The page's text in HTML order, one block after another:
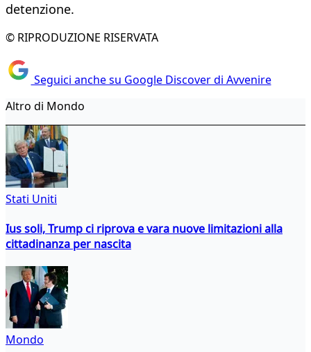
detenzione.
© RIPRODUZIONE RISERVATA
Seguici anche su Google Discover di Avvenire
Altro di Mondo
Stati Uniti
Ius soli, Trump ci riprova e vara nuove limitazioni alla
cittadinanza per nascita
Mondo